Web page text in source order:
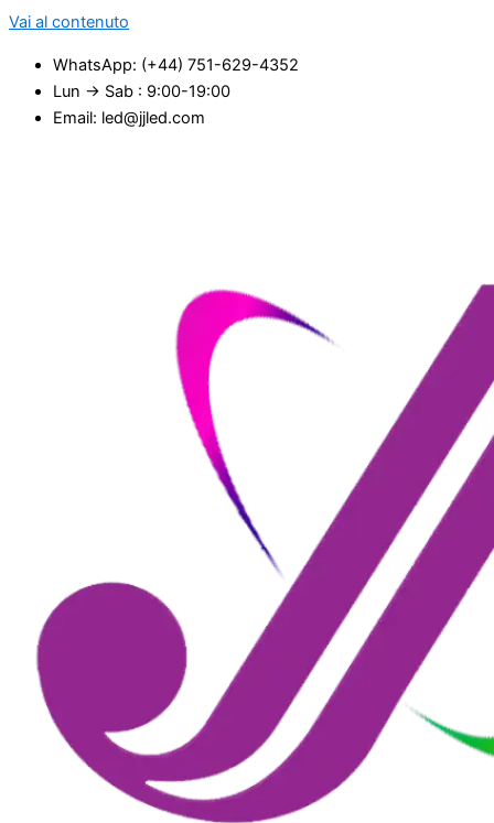
Vai al contenuto
WhatsApp: (+44) 751-629-4352
Lun → Sab : 9:00-19:00
Email: led@jjled.com